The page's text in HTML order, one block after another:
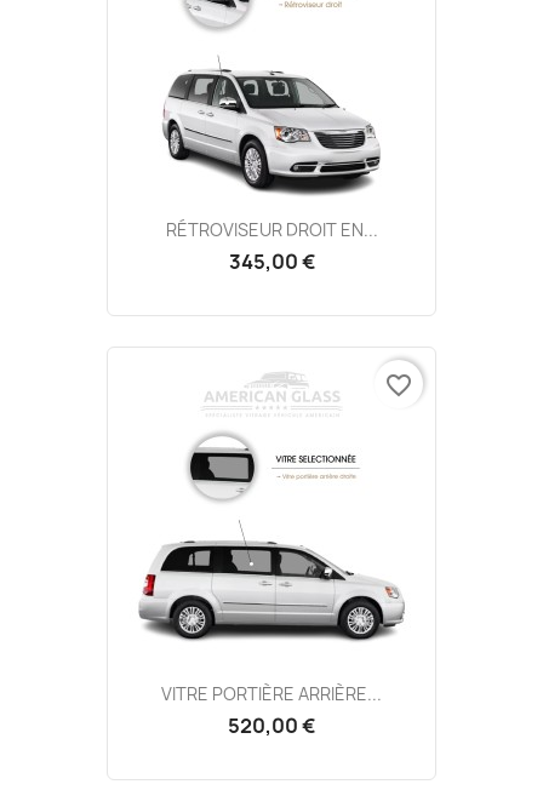
RÉTROVISEUR DROIT EN...
345,00 €
VITRE PORTIÈRE ARRIÈRE...
520,00 €
favorite_border